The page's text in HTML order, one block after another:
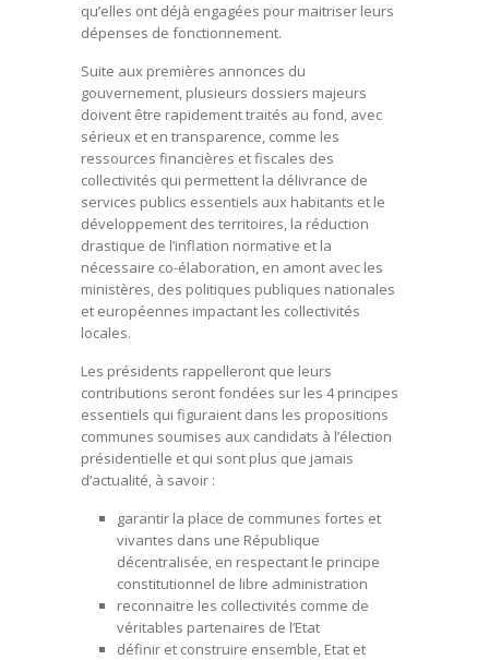
qu’elles ont déjà engagées pour maitriser leurs
dépenses de fonctionnement.
Suite aux premières annonces du
gouvernement, plusieurs dossiers majeurs
doivent être rapidement traités au fond, avec
sérieux et en transparence, comme les
ressources financières et fiscales des
collectivités qui permettent la délivrance de
services publics essentiels aux habitants et le
développement des territoires, la réduction
drastique de l’inflation normative et la
nécessaire co-élaboration, en amont avec les
ministères, des politiques publiques nationales
et européennes impactant les collectivités
locales.
Les présidents rappelleront que leurs
contributions seront fondées sur les 4 principes
essentiels qui figuraient dans les propositions
communes soumises aux candidats à l’élection
présidentielle et qui sont plus que jamais
d’actualité, à savoir :
garantir la place de communes fortes et
vivantes dans une République
décentralisée, en respectant le principe
constitutionnel de libre administration
reconnaitre les collectivités comme de
véritables partenaires de l’Etat
définir et construire ensemble, Etat et